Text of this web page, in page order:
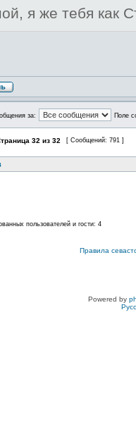
я же тебя как
за: Поле
32 из 32 [ Сообщений: 791 ]
пользователей и гости: 4
Правила
Powered by